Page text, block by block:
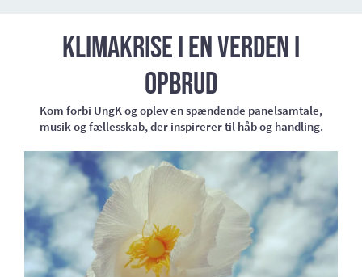
Klimakrise i en verden i
opbrud
Kom forbi UngK og oplev en spændende panelsamtale,
musik og fællesskab, der inspirerer til håb og handling.